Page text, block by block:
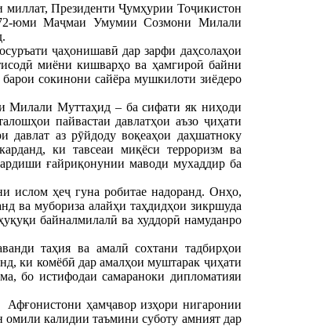
Президенти Ҷумҳурии Тоҷикистон
юми Маҷмаи Умумии Созмони Милали
ҷаҳонишавӣ дар зарфи даҳсолаҳои
миёни кишварҳо ва ҳамгироӣ байни
сокинони сайёра мушкилоти зиёдеро
Милали Муттаҳид – ба сифати як ниҳоди
пайвастаи давлатҳои аъзо ҷиҳати
давлат аз рӯйдоду воқеаҳои даҳшатноку
ки тавсеаи миқёси терроризм ва
ғайриқонунии маводи мухаддир ба
ислом ҳеҷ гуна робитае надоранд. Онҳо,
ва мубориза алайҳи таҳдидҳои зикршуда
байналмилалӣ ва худдорӣ намуданро
таҳия ва амалӣ сохтани тадбирҳои
ки комёбӣ дар амалҳои муштарак ҷиҳати
бо истифодаи самараноки дипломатияи
ҳамҷавор изҳори нигаронии
омили калидии таъмини суботу амният дар